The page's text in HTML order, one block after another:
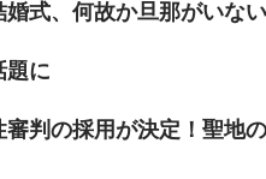
婚式、何故か旦那がいない
題に
審判の採用が決定！聖地